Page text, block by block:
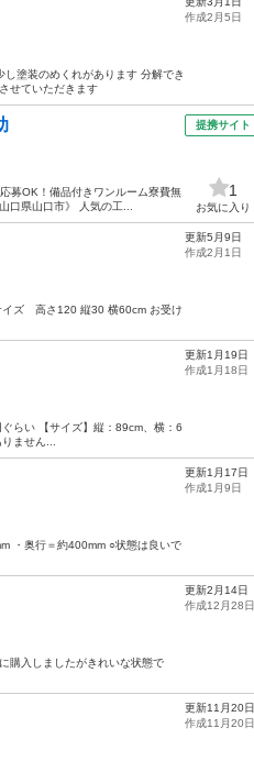
塗装のめくれがあります 分解でき
せていただきます
作成2月5日
募OK！備品付きワンルーム寮費無
口県山口市》 人気の工...
提携サイト
1
お気に入り
イズ 高さ120 縦30 横60cm お受け
更新5月9日
作成2月1日
らい 【サイズ】縦：89cm、横：6
ません...
更新1月19日
作成1月18日
・奥行＝約400mm ○状態は良いで
更新1月17日
作成1月9日
購入しましたがきれいな状態で
更新2月14日
作成12月28日
更新11月20日
作成11月20日